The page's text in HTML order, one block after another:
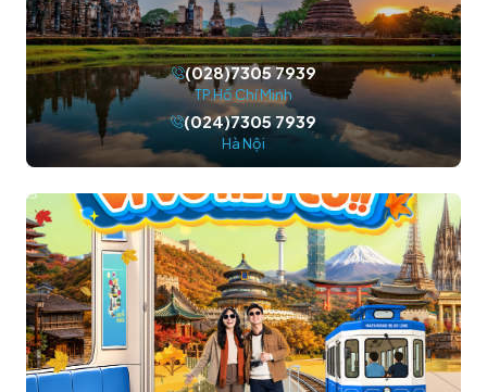
(028)7305 7939
TP.Hồ Chí Minh
(024)7305 7939
Hà Nội